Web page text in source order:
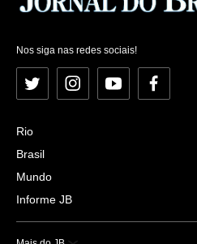
Nos siga nas redes sociais!
Twitter InstagramYouTubeFacebook
Rio
Brasil
Mundo
Informe JB